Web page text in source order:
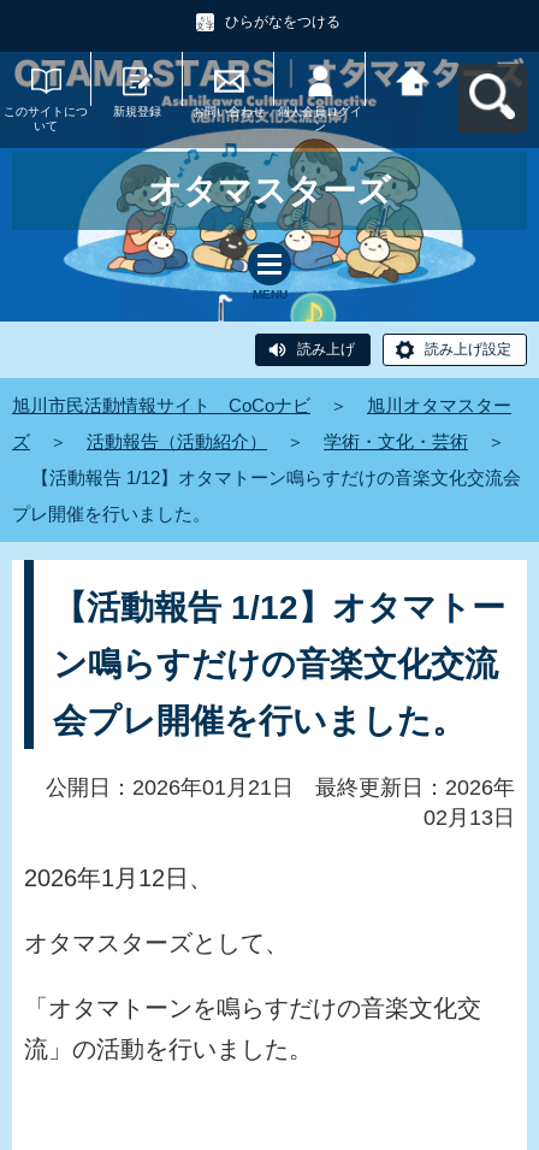
ひらがなをつける
このサイトにつ
いて
新規登録 お問い合わせ
個人会員ログイ
ン
旭川市民活動情
オタマスターズ
MENU
読み上げ 読み上げ設定
旭川市民活動情報サイト CoCoナビ ＞
旭川オタマスター
ズ
＞ 活動報告（活動紹介） ＞ 学術・文化・芸術
＞
【活動報告 1/12】オタマトーン鳴らすだけの音楽文化交流会
プレ開催を行いました。
【活動報告 1/12】オタマトー
ン鳴らすだけの音楽文化交流
会プレ開催を行いました。
公開日：2026年01月21日 最終更新日：2026年
02月13日
2026年1月12日、
オタマスターズとして、
「オタマトーンを鳴らすだけの音楽文化交
流」の活動を行いました。